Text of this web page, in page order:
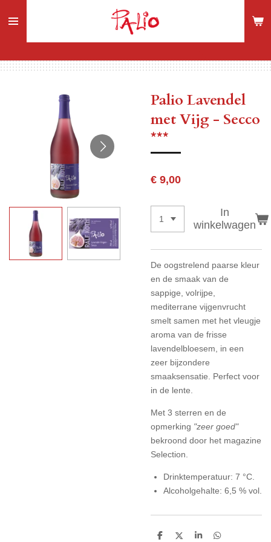
direct
hoofdinhoud
Palio Lavendel
met Vijg - Secco
***
€ 9,00
In
winkelwagen
De oogstrelend paarse kleur
en de smaak van de
sappige, volrijpe,
mediterrane vijgenvrucht
smelt samen met het vleugje
aroma van de frisse
lavendelbloesem, in een
zeer bijzondere
smaaksensatie. Perfect voor
in de lente.
Met 3 sterren en de
opmerking "zeer goed"
bekroond door het magazine
Selection.
Drinktemperatuur: 7 °C.
Alcoholgehalte: 6,5 % vol.
D D S D